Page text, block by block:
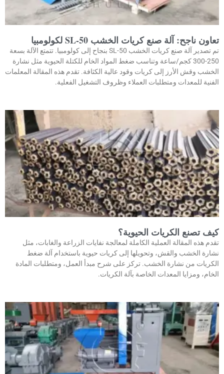
تعاون ناجح: آلة صنع كريات الخشب SL-50 لكولومبيا
تم تصدير آلة صنع كريات الخشب SL-50 بنجاح إلى كولومبيا. تتمتع الآلة بسعة
250-300 كجم/ساعة وتناسب ضغط المواد الخام للكتلة الحيوية مثل نشارة
الخشب وقش الأرز إلى كريات وقود عالية الكثافة. تقدم هذه المقالة المعلمات
الفنية للمعدات ومتطلبات العملاء وظروف التشغيل الفعلية.
كيف تصنع الكريات الحيوية؟
تقدم هذه المقالة العملية الكاملة لمعالجة نفايات الزراعة والغابات، مثل
نشارة الخشب والقش، وتحويلها إلى كريات حيوية باستخدام آلة ضغط
الكريات من نشارة الخشب. تركز على شرح مبدأ العمل، ومتطلبات المادة
الخام، ومزايا المعدات الخاصة بآلة الكريات.